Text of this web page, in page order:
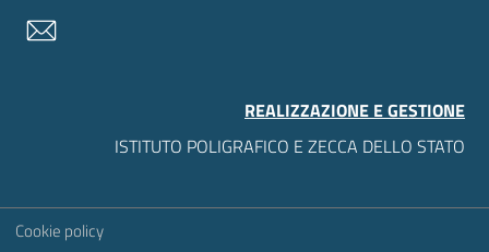
REALIZZAZIONE E GESTIONE
ISTITUTO POLIGRAFICO E ZECCA DELLO STATO
Sezione Link Utili
Cookie policy